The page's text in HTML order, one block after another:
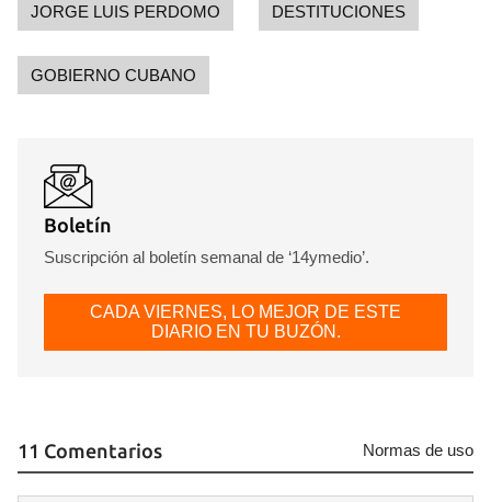
JORGE LUIS PERDOMO DESTITUCIONES
GOBIERNO CUBANO
Boletín
Suscripción al boletín semanal de ‘14ymedio’.
CADA VIERNES, LO MEJOR DE ESTE
DIARIO EN TU BUZÓN.
11 Comentarios Normas de uso